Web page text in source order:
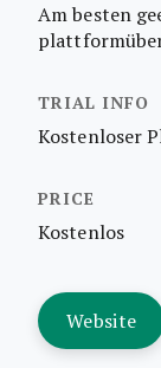
Am besten
Kostenloser
Kostenlos
Website